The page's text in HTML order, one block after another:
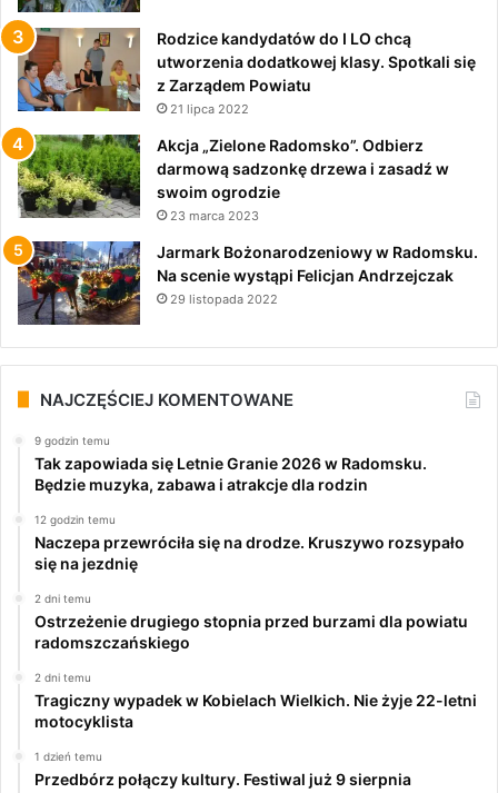
Rodzice kandydatów do I LO chcą
utworzenia dodatkowej klasy. Spotkali się
z Zarządem Powiatu
21 lipca 2022
Akcja „Zielone Radomsko”. Odbierz
darmową sadzonkę drzewa i zasadź w
swoim ogrodzie
23 marca 2023
Jarmark Bożonarodzeniowy w Radomsku.
Na scenie wystąpi Felicjan Andrzejczak
29 listopada 2022
NAJCZĘŚCIEJ KOMENTOWANE
9 godzin temu
Tak zapowiada się Letnie Granie 2026 w Radomsku.
Będzie muzyka, zabawa i atrakcje dla rodzin
12 godzin temu
Naczepa przewróciła się na drodze. Kruszywo rozsypało
się na jezdnię
2 dni temu
Ostrzeżenie drugiego stopnia przed burzami dla powiatu
radomszczańskiego
2 dni temu
Tragiczny wypadek w Kobielach Wielkich. Nie żyje 22-letni
motocyklista
1 dzień temu
Przedbórz połączy kultury. Festiwal już 9 sierpnia